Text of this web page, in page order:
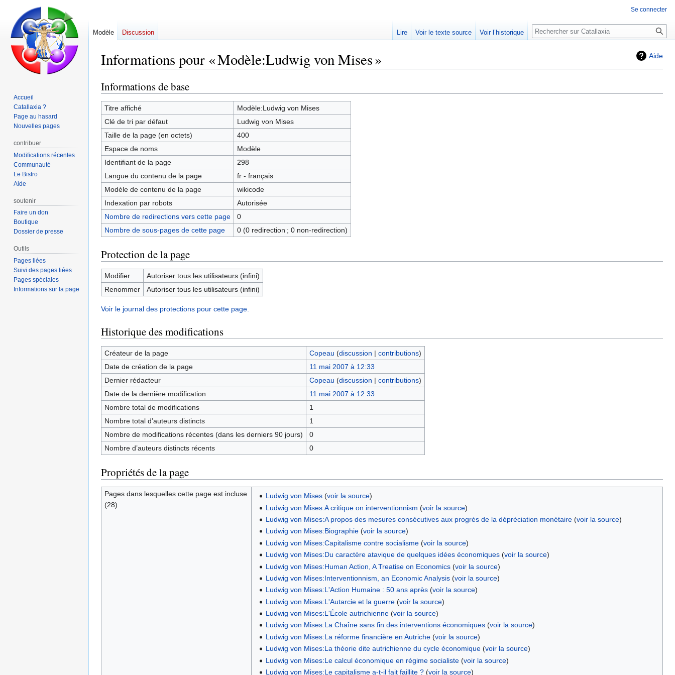
Aide
Informations pour « Modèle:Ludwig von Mises »
Aller
à
la
navigation
Aller
à
la
recherche
Informations de base
Titre affiché
Modèle:Ludwig von Mises
Clé de tri par défaut
Ludwig von Mises
Taille de la page (en octets)
400
Espace de noms
Modèle
Identifiant de la page
298
Langue du contenu de la page
fr - français
Modèle de contenu de la page
wikicode
Indexation par robots
Autorisée
Nombre de redirections vers cette page
0
Nombre de sous-pages de cette page
0 (0 redirection ; 0 non-redirection)
Protection de la page
Modifier
Autoriser tous les utilisateurs (infini)
Renommer
Autoriser tous les utilisateurs (infini)
Voir le journal des protections pour cette page.
Historique des modifications
Créateur de la page Copeau (discussion | contributions)
Date de création de la page
11 mai 2007 à 12:33
Dernier rédacteur
Copeau (discussion | contributions)
Date de la dernière modification
11 mai 2007 à 12:33
Nombre total de modifications
1
Nombre total d’auteurs distincts
1
Nombre de modifications récentes (dans les derniers 90 jours)
0
Nombre d’auteurs distincts récents
0
Propriétés de la page
Pages dans lesquelles cette page est incluse
(28)
Ludwig von Mises(voir la source)
Ludwig von Mises:A critique on interventionnism (voir la source)
Ludwig von Mises:A propos des mesures consécutives aux progrès de la dépréciation monétaire(voir la source)
Ludwig von Mises:Biographie(voir la source)
Ludwig von Mises:Capitalisme contre socialisme(voir la source)
Ludwig von Mises:Du caractère atavique de quelques idées économiques(voir la source)
Ludwig von Mises:Human Action, A Treatise on Economics(voir la source)
Ludwig von Mises:Interventionnism, an Economic Analysis(voir la source)
Ludwig von Mises:L'Action Humaine : 50 ans après(voir la source)
Ludwig von Mises:L'Autarcie et la guerre(voir la source)
Ludwig von Mises:L'École autrichienne(voir la source)
Ludwig von Mises:La Chaîne sans fin des interventions économiques(voir la source)
Ludwig von Mises:La réforme financière en Autriche(voir la source)
Ludwig von Mises:La théorie dite autrichienne du cycle économique(voir la source)
Ludwig von Mises:Le calcul économique en régime socialiste(voir la source)
Ludwig von Mises:Le capitalisme a-t-il fait faillite ?(voir la source)
Se connecter
Modèle Discussion Lire Voir le texte source Voir l’historique Rechercher
Accueil
Catallaxia ?
Page au hasard
Nouvelles pages
contribuer
Modifications récentes
Communauté
Le Bistro
Aide
soutenir
Faire un don
Boutique
Dossier de presse
Outils
Pages liées
Suivi des pages liées
Pages spéciales
Informations sur la page